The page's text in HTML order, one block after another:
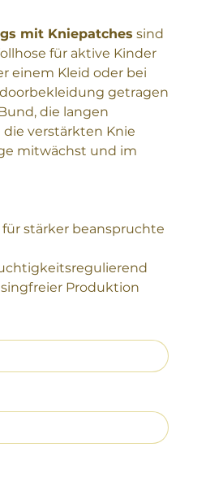
mit Kniepatches sind
für aktive Kinder
einem Kleid oder bei
getragen
die langen
verstärkten Knie
mitwächst und im
stärker beanspruchte
Produktion